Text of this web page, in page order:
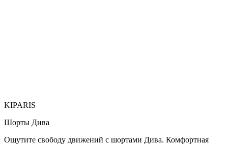
KIPARIS
Шорты Дива
Ощутите свободу движений с шортами Дива. Комфортная